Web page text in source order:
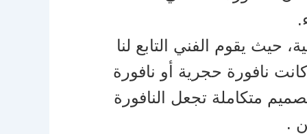
حيث يقوم الفني التابع لنا
نافورة حجرية أو نافورة
متكاملة تجعل النافورة
.